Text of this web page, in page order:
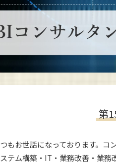
第
もお世話になっております。コ
テム構築・IT・業務改善・業務